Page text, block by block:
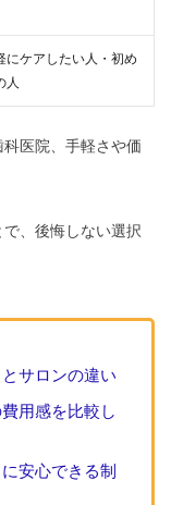
にケアしたい人・初め
人
医院、手軽さや価
、後悔しない選択
サロンの違い
用感を比較し
安心できる制